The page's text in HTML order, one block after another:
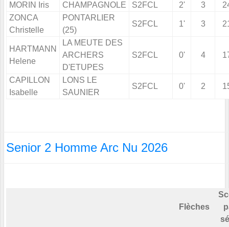
MORIN Iris CHAMPAGNOLE S2FCL 2' 3
ZONCA
Christelle
PONTARLIER
(25)
S2FCL 1' 3
HARTMANN
Helene
LA MEUTE DES
ARCHERS
D'ETUPES
S2FCL 0' 4
CAPILLON
Isabelle
LONS LE
SAUNIER
S2FCL 0' 2
Senior 2 Homme Arc Nu 2026
Flèches